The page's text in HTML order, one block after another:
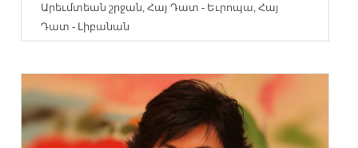
Արեւմտեան շրջան ,Հայ Դատ - Եւրոպա ,Հայ
Դատ - Լիբանան